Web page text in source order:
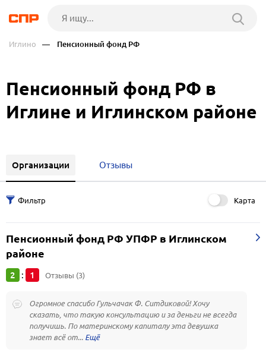
Иглино — Пенсионный фонд РФ
Пенсионный фонд РФ в
Иглине и Иглинском районе
Организации Отзывы
Карта
Пенсионный фонд РФ УПФР в Иглинском
районе
2 : 1 Отзывы (3)
Огромное спасибо Гульчачак Ф. Ситдиковой! Хочу
сказать, что такую консультацию и за деньги не всегда
получишь. По материнскому капиталу эта девушка
знает всё от...